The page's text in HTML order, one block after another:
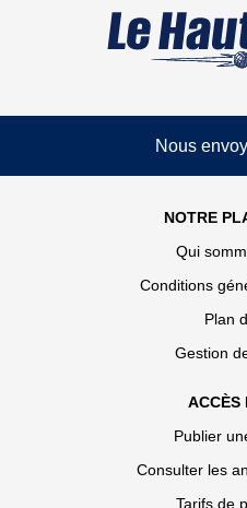
Nous
NOTRE
Qui
Conditions
Plan
Gestion
ACCÈS
Publier
Consulter les
Tarifs de